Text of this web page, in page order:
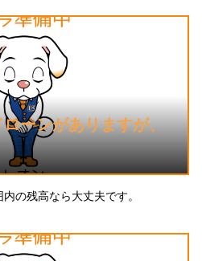
ーンがありますが、
の残高なら大丈夫です。